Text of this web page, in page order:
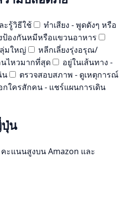
ะรู้วิธีใช้
ทำเสียง - พูดดังๆ หรือ
ป้องกันหมีหรือแขวนอาหาร
มใหญ่
หลีกเลี่ยงรุ่งอรุณ/
นไหวมากที่สุด
อยู่ในเส้นทาง -
น
ตรวจสอบสภาพ - ดูเหตุการณ์
กใครสักคน - แชร์แผนการเดิน
น
ะแนนสูงบน Amazon และ